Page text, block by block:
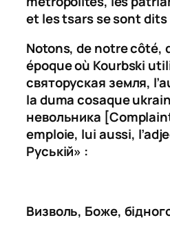
et les tsars se sont dits
Notons, de notre côté,
époque où Kourbski
святоруская земля,
ladumacosaque
невольника
emploie, lui aussi,
Руській» :
Визволь, Боже,